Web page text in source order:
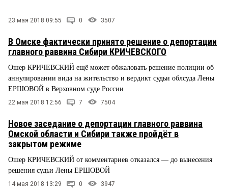
23 мая 2018 09:55 0 3507
В Омске фактически принято решение о депортации
главного раввина Сибири КРИЧЕВСКОГО
Ошер КРИЧЕВСКИЙ ещё может обжаловать решение полиции об
аннулировании вида на жительство и вердикт судьи облсуда Лены
ЕРШОВОЙ в Верховном суде России
22 мая 2018 12:56 7 7504
Новое заседание о депортации главного раввина
Омской области и Сибири также пройдёт в
закрытом режиме
Ошер КРИЧЕВСКИЙ от комментариев отказался — до вынесения
решения судьи Лены ЕРШОВОЙ
14 мая 2018 13:29 0 3947